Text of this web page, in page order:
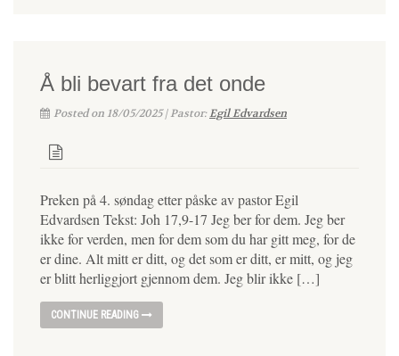
Å bli bevart fra det onde
Posted on 18/05/2025 | Pastor:Egil Edvardsen
Preken på 4. søndag etter påske av pastor Egil
Edvardsen Tekst: Joh 17,9-17 Jeg ber for dem. Jeg ber
ikke for verden, men for dem som du har gitt meg, for de
er dine. Alt mitt er ditt, og det som er ditt, er mitt, og jeg
er blitt herliggjort gjennom dem. Jeg blir ikke […]
CONTINUE READING